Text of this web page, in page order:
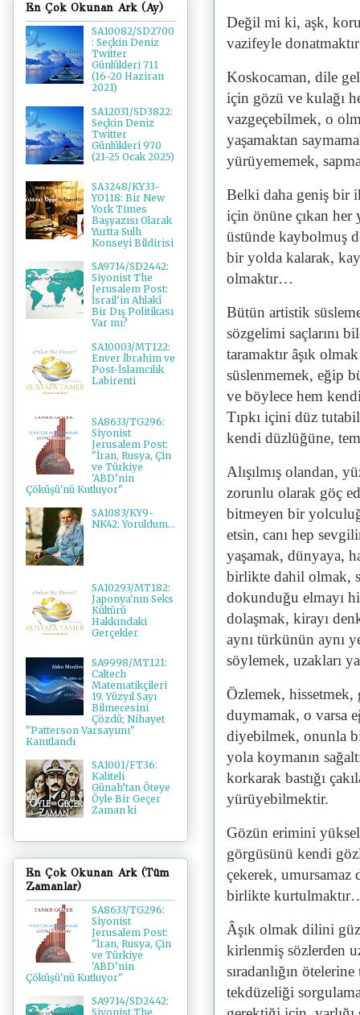
Değil mi ki, aşk,
vazifeyle
Koskocaman, dile
için gözü ve kulağı
vazgeçebilmek, o
yaşamaktan
yürüyememek,
Belki daha geniş bir
için önüne çıkan her
üstünde kaybolmuş
bir yolda kalarak,
olmaktır…
Bütün artistik
sözgelimi saçlarını
taramaktır âşık
süslenmemek, eğip
ve böylece hem
Tıpkı içini düz
kendi düzlüğüne,
Alışılmış olandan,
zorunlu olarak göç
bitmeyen bir
etsin, canı hep
yaşamak, dünyaya,
birlikte dahil olmak,
dokunduğu elmayı
dolaşmak, kirayı
aynı türkünün aynı
söylemek, uzakları
Özlemek,
duymamak, o varsa
diyebilmek, onunla
yola koymanın
korkarak bastığı
yürüyebilmektir.
Gözün erimini
görgüsünü kendi
çekerek, umursamaz
birlikte
Âşık olmak dilini
kirlenmiş sözlerden
sıradanlığın
tekdüzeliği
En Çok Okunan Ark (Ay)
SA10082/SD2700
: Seçkin Deniz
Twitter
Günlükleri 711
(16-20 Haziran
2021)
SA12031/SD3822:
Seçkin Deniz
Twitter
Günlükleri 970
(21-25 Ocak 2025)
SA3248/KY33-
YO118: Bir New
York Times
Başyazısı Olarak
Yurtta Sulh
Konseyi Bildirisi
SA9714/SD2442:
Siyonist The
Jerusalem Post:
İsrail'in Ahlakî
Bir Dış Politikası
Var mı?
SA10003/MT122:
Enver İbrahim ve
Post-İslamcılık
Labirenti
SA8633/TG296:
Siyonist
Jerusalem Post:
"İran, Rusya, Çin
ve Türkiye
'ABD’nin
Çöküşü'nü Kutluyor"
SA1083/KY9-
NK42: Yoruldum...
SA10293/MT182:
Japonya'nın Seks
Kültürü
Hakkındaki
Gerçekler
SA9998/MT121:
Caltech
Matematikçileri
19. Yüzyıl Sayı
Bilmecesini
Çözdü; Nihayet
"Patterson Varsayımı"
Kanıtlandı
SA1001/FT36:
Kaliteli
Günah’tan Öteye
Öyle Bir Geçer
Zaman ki
En Çok Okunan Ark (Tüm
Zamanlar)
SA8633/TG296:
Siyonist
Jerusalem Post:
"İran, Rusya, Çin
ve Türkiye
'ABD’nin
Çöküşü'nü Kutluyor"
SA9714/SD2442:
Siyonist The